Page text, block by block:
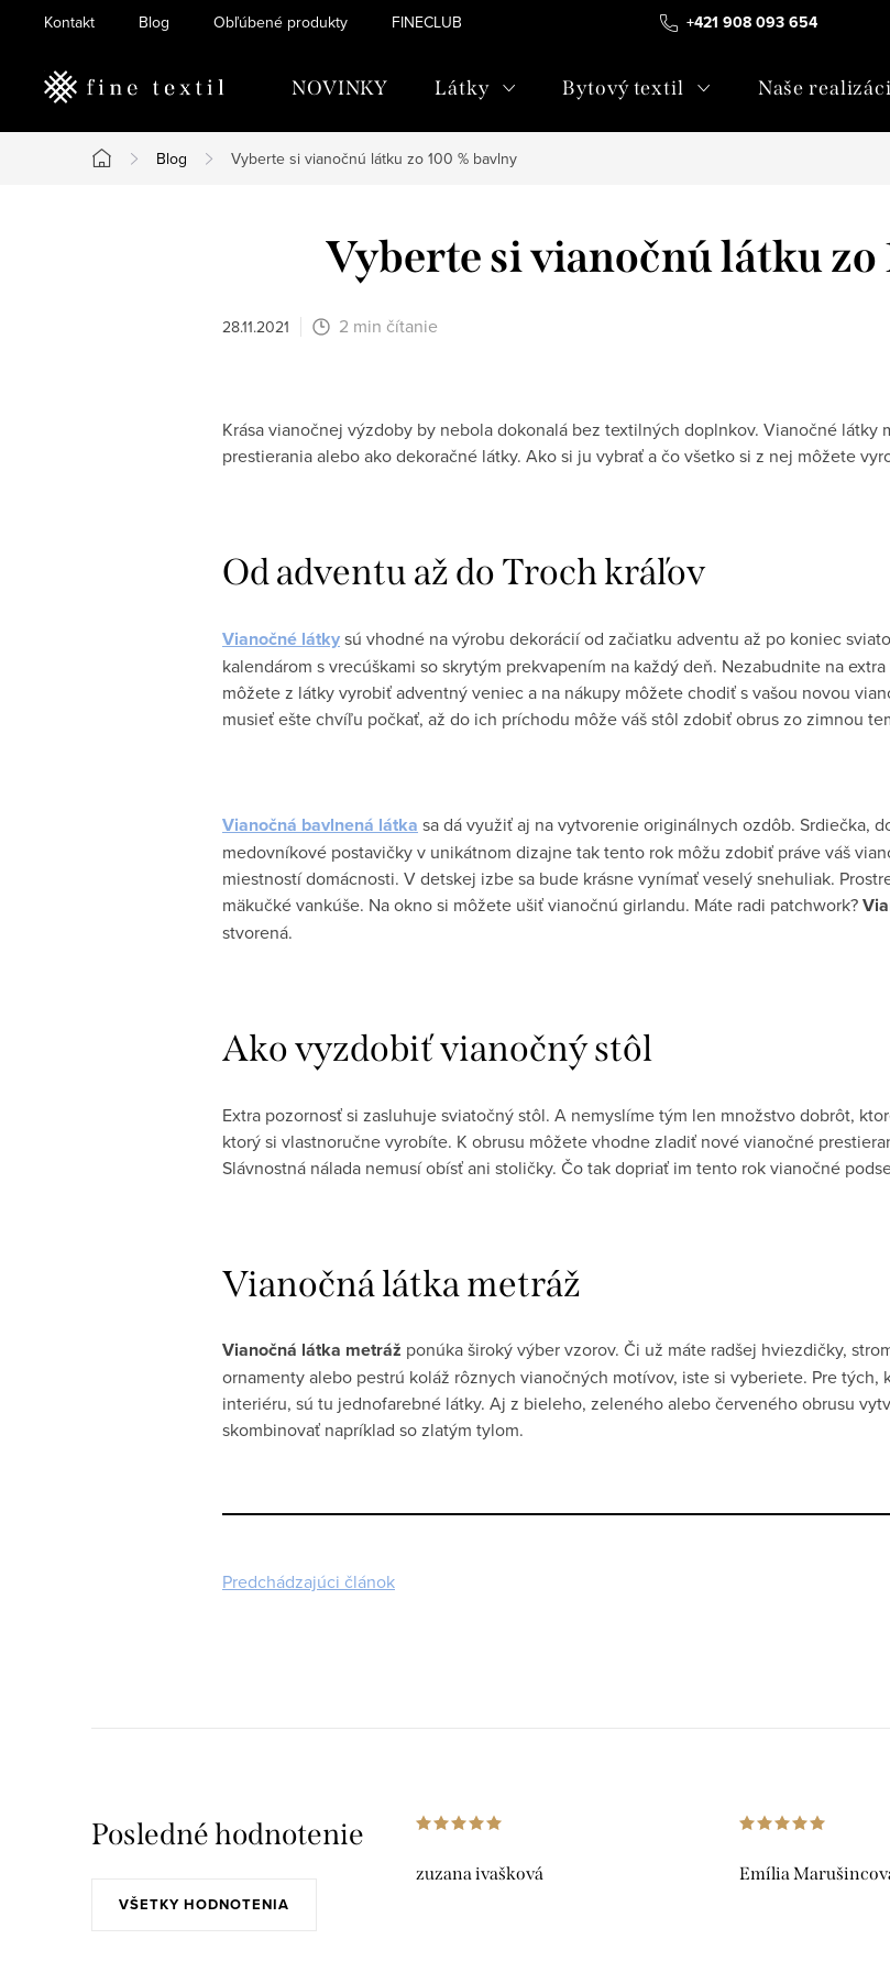
+421 908 093 654
Kontakt Blog Obľúbené produkty FINECLUB
NOVINKY Látky Bytový textil Naše
Domov
Blog Vyberte si vianočnú látku zo 100 % bavlny
Vyberte si vianočnú látku
28.11.2021 2 min čítanie
Krása vianočnej výzdoby by nebola dokonalá bez textilných doplnkov. Vianočné látky
prestierania alebo ako dekoračné látky. Ako si ju vybrať a čo všetko si z nej môžete
Od adventu až do Troch kráľov
Vianočné látkysú vhodné na výrobu dekorácií od začiatku adventu až po koniec
kalendárom s vrecúškami so skrytým prekvapením na každý deň. Nezabudnite na
môžete z látky vyrobiť adventný veniec a na nákupy môžete chodiť s vašou novou
musieť ešte chvíľu počkať, až do ich príchodu môže váš stôl zdobiť obrus zo zimnou
Vianočná bavlnená látka sa dá využiť aj na vytvorenie originálnych ozdôb. Srdiečka,
medovníkové postavičky v unikátnom dizajne tak tento rok môžu zdobiť práve váš
miestností domácnosti. V detskej izbe sa bude krásne vynímať veselý snehuliak.
mäkučké vankúše. Na okno si môžete ušiť vianočnú girlandu. Máte radi patchwork?
stvorená.
Ako vyzdobiť vianočný stôl
Extra pozornosť si zasluhuje sviatočný stôl. A nemyslíme tým len množstvo dobrôt,
ktorý si vlastnoručne vyrobíte. K obrusu môžete vhodne zladiť nové vianočné
Slávnostná nálada nemusí obísť ani stoličky. Čo tak dopriať im tento rok vianočné
Vianočná látka metráž
Vianočná látka metráž ponúka široký výber vzorov. Či už máte radšej hviezdičky,
ornamenty alebo pestrú koláž rôznych vianočných motívov, iste si vyberiete. Pre
interiéru, sú tu jednofarebné látky. Aj z bieleho, zeleného alebo červeného obrusu
skombinovať napríklad so zlatým tylom.
Predchádzajúci článok
Posledné hodnotenie
VŠETKY HODNOTENIA
zuzana ivašková Emília